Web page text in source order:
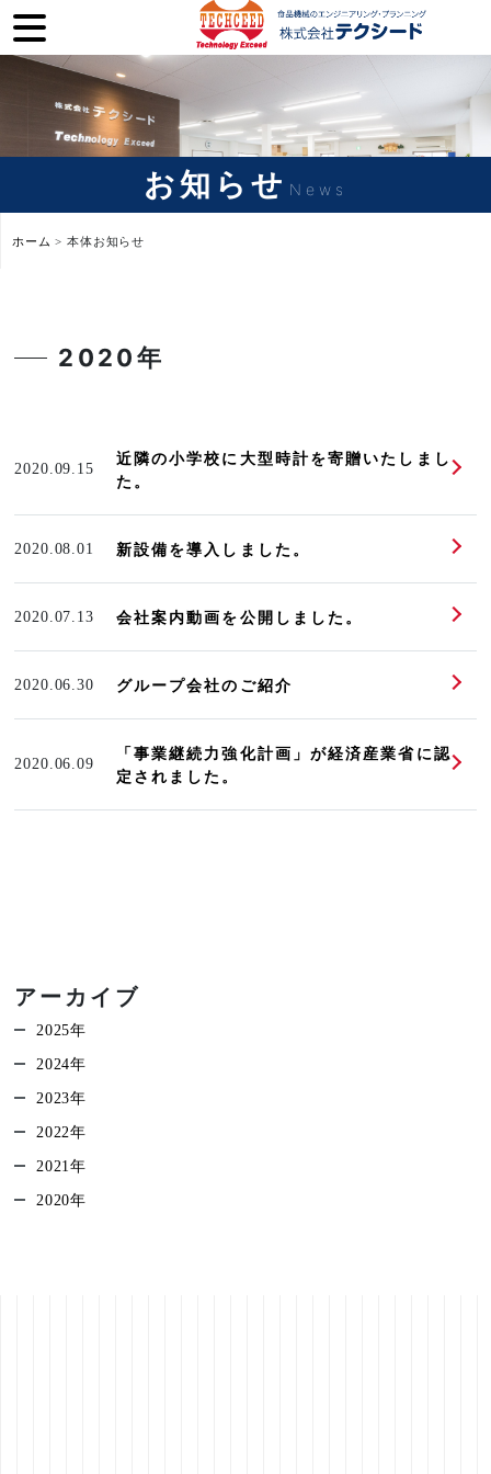
お知らせ News
ホーム >本体お知らせ
2020年
2020.09.15
近隣の小学校に大型時計を寄贈いたしまし
た。
2020.08.01 新設備を導入しました。
2020.07.13 会社案内動画を公開しました。
2020.06.30 グループ会社のご紹介
2020.06.09
「事業継続力強化計画」が経済産業省に認
定されました。
アーカイブ
2025年
2024年
2023年
2022年
2021年
2020年